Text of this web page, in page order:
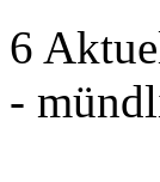
6
-